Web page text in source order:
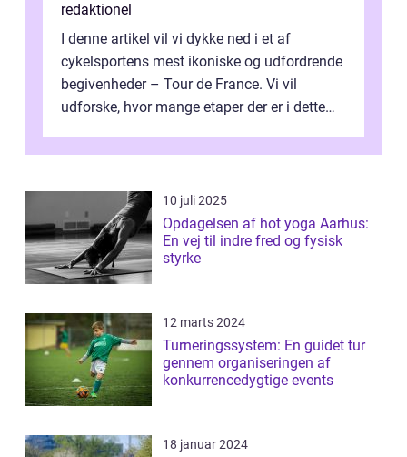
redaktionel
I denne artikel vil vi dykke ned i et af
cykelsportens mest ikoniske og udfordrende
begivenheder – Tour de France. Vi vil
udforske, hvor mange etaper der er i dette
10 juli 2025
Opdagelsen af hot yoga Aarhus:
En vej til indre fred og fysisk
styrke
12 marts 2024
Turneringssystem: En guidet tur
gennem organiseringen af
konkurrencedygtige events
18 januar 2024